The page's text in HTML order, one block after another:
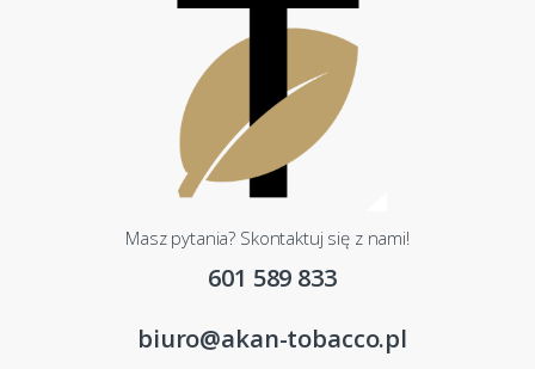
Masz pytania? Skontaktuj się z nami!
601 589 833
biuro@akan-tobacco.pl